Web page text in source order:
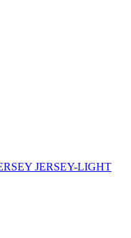
JERSEY-LIGHT